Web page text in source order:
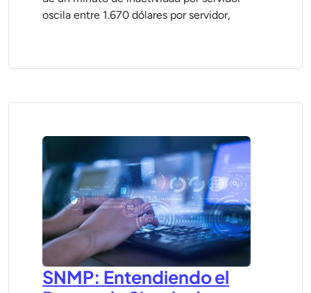
oscila entre 1.670 dólares por servidor,
SNMP: Entendiendo el